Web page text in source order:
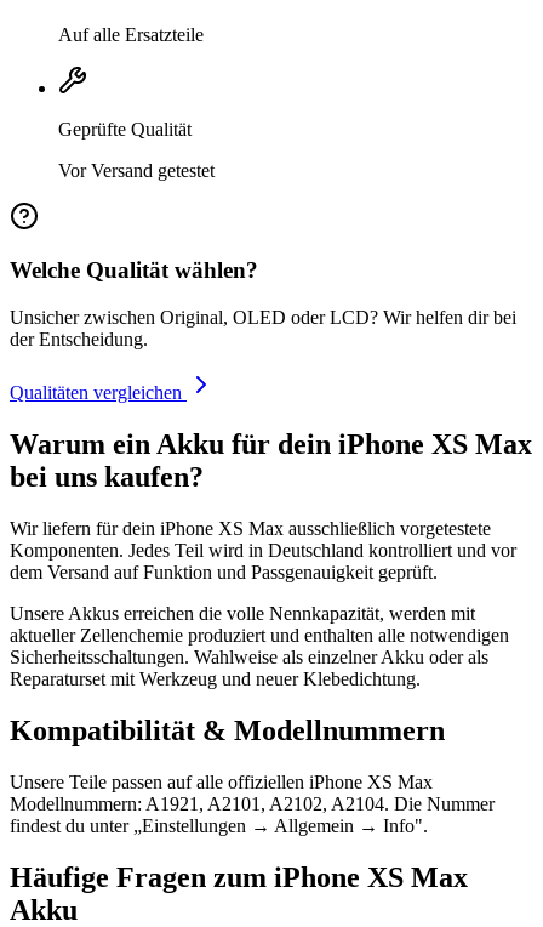
Auf alle Ersatzteile
Geprüfte Qualität
Vor Versand getestet
Welche Qualität wählen?
Unsicher zwischen Original, OLED oder LCD? Wir helfen dir bei
der Entscheidung.
Qualitäten vergleichen
Warum ein Akku für dein iPhone XS Max
bei uns kaufen?
Wir liefern für dein iPhone XS Max ausschließlich vorgetestete
Komponenten. Jedes Teil wird in Deutschland kontrolliert und vor
dem Versand auf Funktion und Passgenauigkeit geprüft.
Unsere Akkus erreichen die volle Nennkapazität, werden mit
aktueller Zellenchemie produziert und enthalten alle notwendigen
Sicherheitsschaltungen. Wahlweise als einzelner Akku oder als
Reparaturset mit Werkzeug und neuer Klebedichtung.
Kompatibilität & Modellnummern
Unsere Teile passen auf alle offiziellen iPhone XS Max
Modellnummern: A1921, A2101, A2102, A2104. Die Nummer
findest du unter „Einstellungen → Allgemein → Info".
Häufige Fragen zum iPhone XS Max
Akku